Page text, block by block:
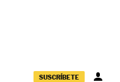
SUSCRÍBETE